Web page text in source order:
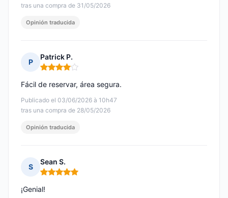
tras una compra de 31/05/2026
Opinión traducida
P
Patrick P.
Nota: 4 de 5
Publicado el 03/06/2026 à 10h47
tras una compra de 28/05/2026
Fácil de reservar, área segura.
Opinión traducida
S
Sean S.
Nota: 5 de 5
¡Genial!